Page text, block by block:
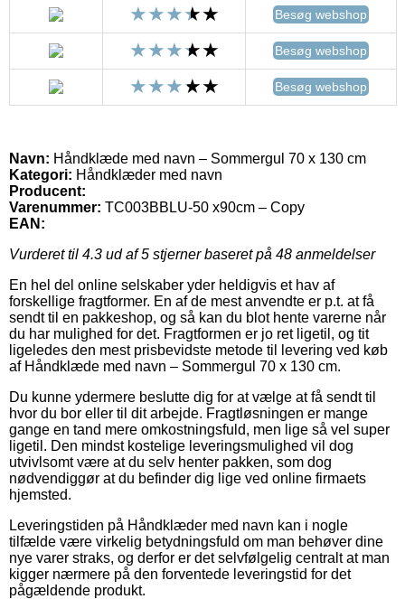
Besøg webshop
Besøg webshop
Besøg webshop
Navn: Håndklæde med navn – Sommergul 70 x 130 cm
Kategori: Håndklæder med navn
Producent:
Varenummer: TC003BBLU-50 x90cm – Copy
EAN:
Vurderet til 4.3 ud af 5 stjerner baseret på 48 anmeldelser
En hel del online selskaber yder heldigvis et hav af
forskellige fragtformer. En af de mest anvendte er p.t. at få
sendt til en pakkeshop, og så kan du blot hente varerne når
du har mulighed for det. Fragtformen er jo ret ligetil, og tit
ligeledes den mest prisbevidste metode til levering ved køb
af Håndklæde med navn – Sommergul 70 x 130 cm.
Du kunne ydermere beslutte dig for at vælge at få sendt til
hvor du bor eller til dit arbejde. Fragtløsningen er mange
gange en tand mere omkostningsfuld, men lige så vel super
ligetil. Den mindst kostelige leveringsmulighed vil dog
utvivlsomt være at du selv henter pakken, som dog
nødvendiggør at du befinder dig lige ved online firmaets
hjemsted.
Leveringstiden på Håndklæder med navn kan i nogle
tilfælde være virkelig betydningsfuld om man behøver dine
nye varer straks, og derfor er det selvfølgelig centralt at man
kigger nærmere på den forventede leveringstid for det
pågældende produkt.